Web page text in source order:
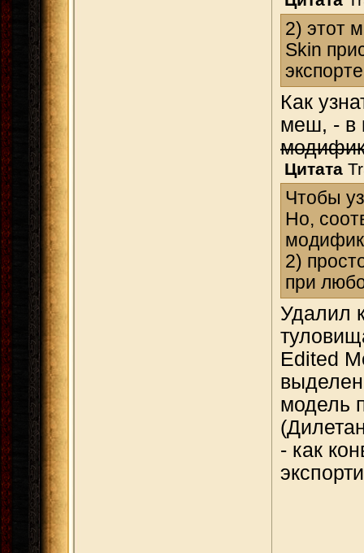
2) этот
Skin
Как
меш, - в
Цитата
Чтобы
Но,
2)
при
Удалил
Edited
модель
- как